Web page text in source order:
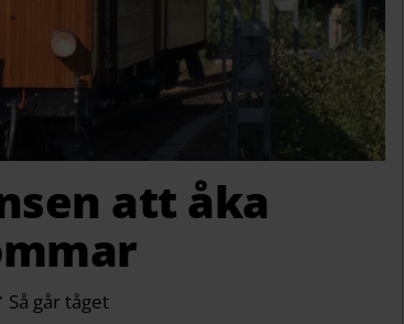
att åka
går tåget